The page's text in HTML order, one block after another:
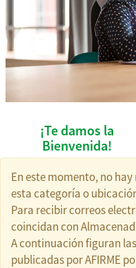
¡Te damos la
Bienvenida!
Somos una
empresa en
constante
evolución,
En este momento, no
esta categoría o
Para recibir correos
coincidan con
A continuación figuran
publicadas por AFIRME